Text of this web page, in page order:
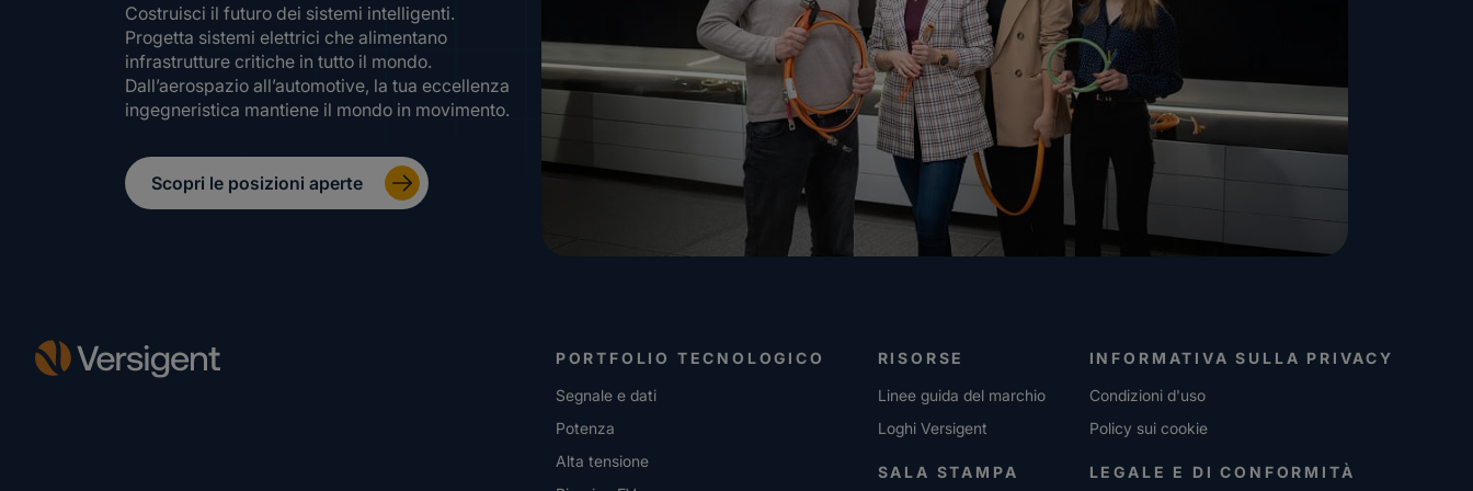
Costruisci il futuro dei sistemi intelligenti.
Progetta sistemi elettrici che alimentano
infrastrutture critiche in tutto il mondo.
Dall’aerospazio all’automotive, la tua eccellenza
ingegneristica mantiene il mondo in movimento.
Scopri le posizioni aperte
PORTFOLIO TECNOLOGICO
Segnale e dati
Potenza
Alta tensione
RISORSE
Linee guida del marchio
Loghi Versigent
SALA STAMPA
INFORMATIVA SULLA PRIVACY
Condizioni d'uso
Policy sui cookie
LEGALE E DI CONFORMITÀ